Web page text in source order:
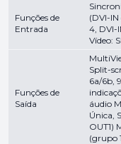
Funções de
Entrada
(DVI-IN
4, DVI-
Vídeo:
Funções de
Saída
Split-
6a/6b,
áudio
Única,
OUT1)
(grupo